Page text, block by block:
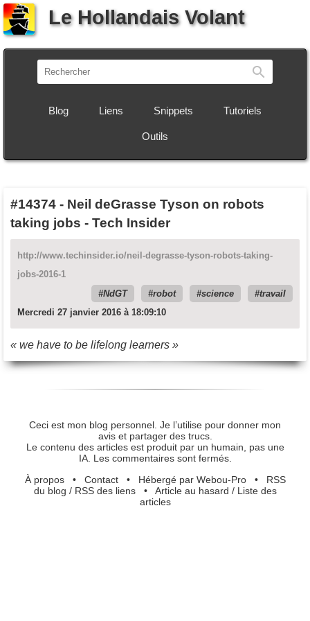
Le Hollandais Volant
Blog Liens Snippets Tutoriels
Outils
#14374 - Neil deGrasse Tyson on robots
taking jobs - Tech Insider
http://www.techinsider.io/neil-degrasse-tyson-robots-taking-
jobs-2016-1
NdGT
robot science
travail
Mercredi 27 janvier 2016 à 18:09:10
« we have to be lifelong learners »
Ceci est mon blog personnel. Je l’utilise pour donner mon
avis et partager des trucs.
Le contenu des articles est produit par un humain, pas une
IA. Les commentaires sont fermés.
À propos• Contact• Hébergé par Webou-Pro• RSS
du blog / RSS des liens• Article au hasard / Liste des
articles